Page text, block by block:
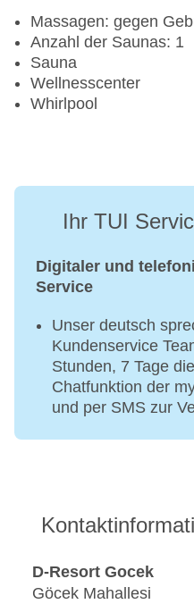
Massagen: gegen
Anzahl der Saunas: 1
Sauna
Wellnesscenter
Whirlpool
Ihr TUI
Digitaler und
Service
Unser deutsch
Kundenservice
Stunden, 7 Tage
Chatfunktion der
und per SMS zur
D-Resort Gocek
Göcek Mahallesi